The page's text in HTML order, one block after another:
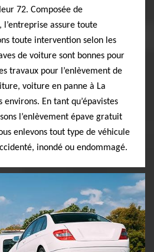
72. Composée de
l’entreprise assure toute
toute intervention selon les
de voiture sont bonnes pour
travaux pour l’enlèvement de
voiture en panne à La
environs. En tant qu’épavistes
l’enlèvement épave gratuit
enlevons tout type de véhicule
inondé ou endommagé.